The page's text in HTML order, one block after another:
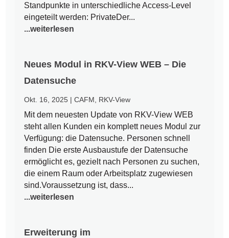
Standpunkte in unterschiedliche Access-Level
eingeteilt werden: PrivateDer...
...weiterlesen
Neues Modul in RKV-View WEB – Die
Datensuche
Okt. 16, 2025 |CAFM RKV-View
Mit dem neuesten Update von RKV-View WEB
steht allen Kunden ein komplett neues Modul zur
Verfügung: die Datensuche. Personen schnell
finden Die erste Ausbaustufe der Datensuche
ermöglicht es, gezielt nach Personen zu suchen,
die einem Raum oder Arbeitsplatz zugewiesen
sind.Voraussetzung ist, dass...
...weiterlesen
Erweiterung im